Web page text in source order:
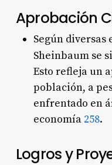
Aprobación
Según diversas
Sheinbaum se
Esto refleja un
población, a
enfrentado en
economía 258.
Logros y